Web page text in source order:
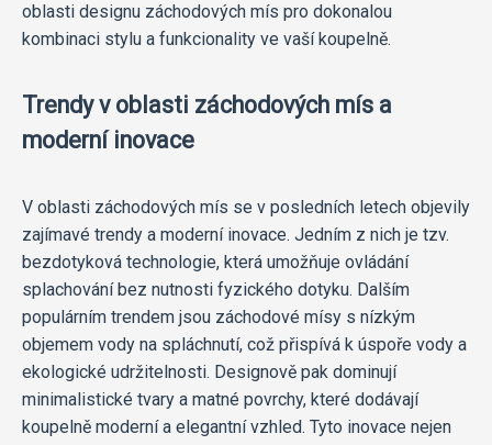
oblasti designu záchodových mís pro dokonalou
kombinaci stylu a funkcionality ve vaší koupelně.
Trendy v oblasti záchodových mís a
moderní inovace
V oblasti záchodových mís se v posledních letech objevily
zajímavé trendy a moderní inovace. Jedním z nich je tzv.
bezdotyková technologie, která umožňuje ovládání
splachování bez nutnosti fyzického dotyku. Dalším
populárním trendem jsou záchodové mísy s nízkým
objemem vody na spláchnutí, což přispívá k úspoře vody a
ekologické udržitelnosti. Designově pak dominují
minimalistické tvary a matné povrchy, které dodávají
koupelně moderní a elegantní vzhled. Tyto inovace nejen